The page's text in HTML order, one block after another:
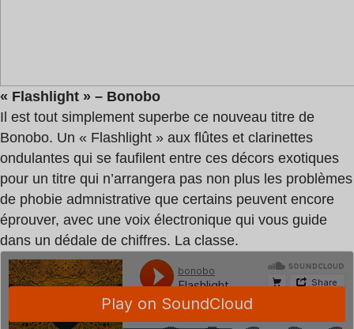
« Flashlight » – Bonobo
Il est tout simplement superbe ce nouveau titre de
Bonobo. Un « Flashlight » aux flûtes et clarinettes
ondulantes qui se faufilent entre ces décors exotiques
pour un titre qui n’arrangera pas non plus les problèmes
de phobie admnistrative que certains peuvent encore
éprouver, avec une voix électronique qui vous guide
dans un dédale de chiffres. La classe.